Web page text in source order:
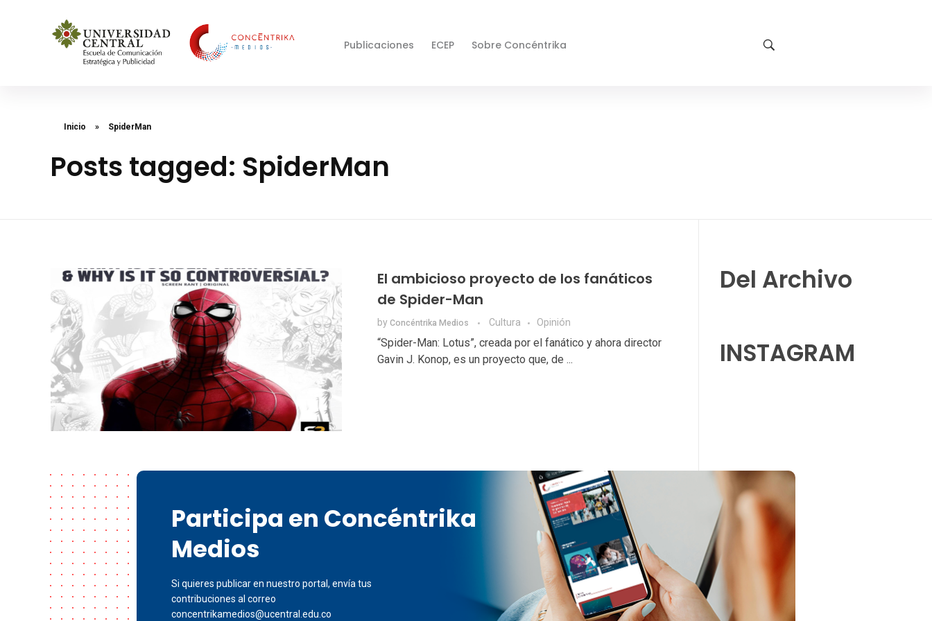
Publicaciones ECEP Sobre Concéntrika
Inicio » SpiderMan
Posts tagged: SpiderMan
El ambicioso proyecto de los fanáticos
de Spider-Man
by Concéntrika Medios Cultura Opinión
“Spider-Man: Lotus”, creada por el fanático y ahora director
Gavin J. Konop, es un proyecto que, de ...
Del Archivo
INSTAGRAM
Participa en Concéntrika
Medios
Si quieres publicar en nuestro portal, envía tus
contribuciones al correo
concentrikamedios@ucentral.edu.co